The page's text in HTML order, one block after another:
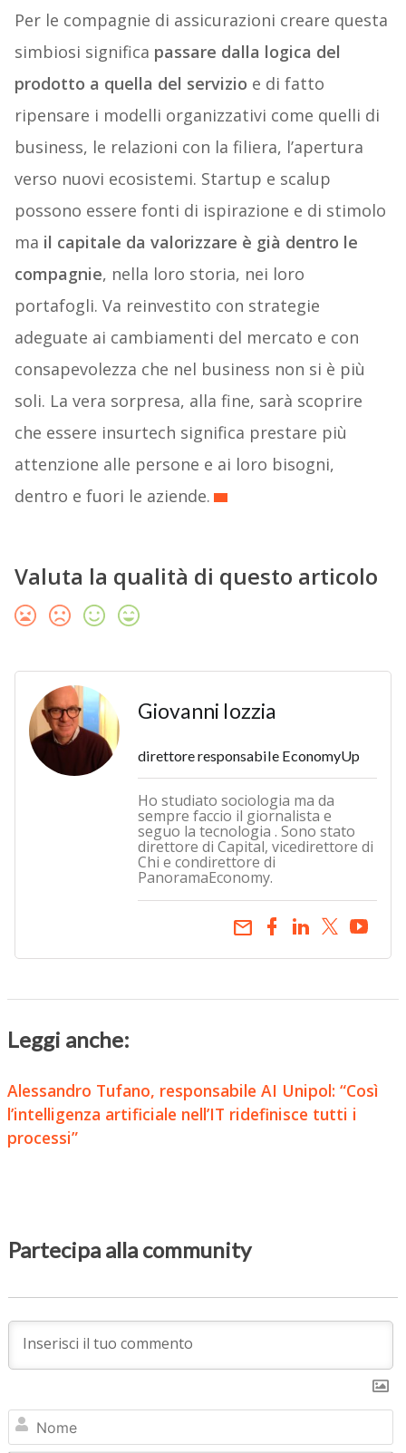
Per le compagnie di assicurazioni creare questa
simbiosi significa passare dalla logica del
prodotto a quella del servizio e di fatto
ripensare i modelli organizzativi come quelli di
business, le relazioni con la filiera, l’apertura
verso nuovi ecosistemi. Startup e scalup
possono essere fonti di ispirazione e di stimolo
ma il capitale da valorizzare è già dentro le
compagnie, nella loro storia, nei loro
portafogli. Va reinvestito con strategie
adeguate ai cambiamenti del mercato e con
consapevolezza che nel business non si è più
soli. La vera sorpresa, alla fine, sarà scoprire
che essere insurtech significa prestare più
attenzione alle persone e ai loro bisogni,
dentro e fuori le aziende.
Valuta la qualità di questo articolo
Giovanni Iozzia
direttore responsabile EconomyUp
Ho studiato sociologia ma da
sempre faccio il giornalista e
seguo la tecnologia . Sono stato
direttore di Capital, vicedirettore di
Chi e condirettore di
PanoramaEconomy.
email
Leggi anche:
Alessandro Tufano, responsabile AI Unipol: “Così
l’intelligenza artificiale nell’IT ridefinisce tutti i
processi”
Partecipa alla community